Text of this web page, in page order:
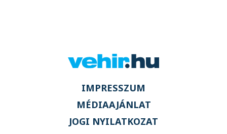
IMPRESSZUM
MÉDIAAJÁNLAT
JOGI NYILATKOZAT